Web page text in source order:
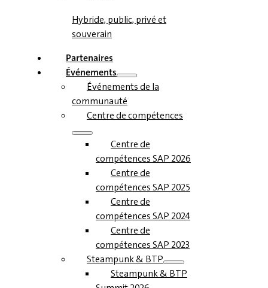
Hybride, public, privé et
souverain
Partenaires
Événements
Événements de la
communauté
Centre de compétences
Centre de
compétences SAP 2026
Centre de
compétences SAP 2025
Centre de
compétences SAP 2024
Centre de
compétences SAP 2023
Steampunk & BTP
Steampunk & BTP